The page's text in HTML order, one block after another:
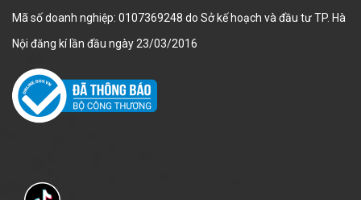
Mã số doanh nghiệp: 0107369248 do Sở kế hoạch và đầu tư TP. Hà
Nội đăng kí lần đầu ngày 23/03/2016